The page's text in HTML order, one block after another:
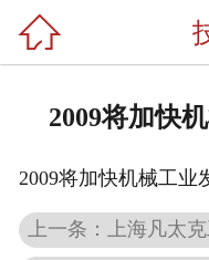

2009将加快
2009将加快机械工
上一条：上海凡太